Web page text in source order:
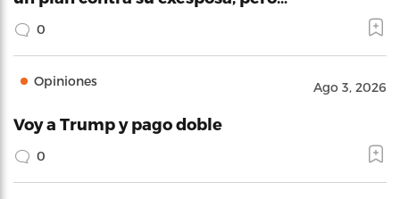
0
Opiniones Ago 3, 2026
Voy a Trump y pago doble
0